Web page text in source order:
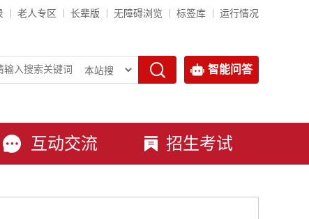
老人专区 长辈版 无障碍浏览 标签库 运行情况
智能问答
互动交流 招生考试